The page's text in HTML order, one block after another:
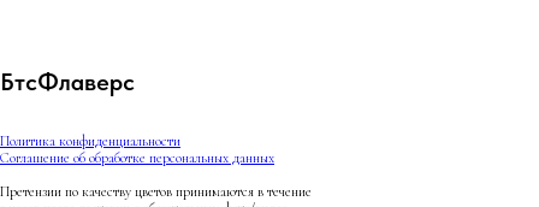
БтсФлаверс
Политика конфиденциальности
Соглашение об обработке персональных данных
Претензии по качеству цветов принимаются в течение